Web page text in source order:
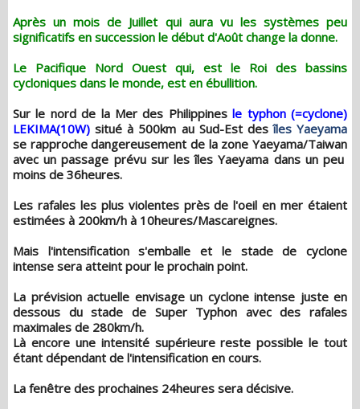
Après un mois de Juillet qui aura vu les systèmes peu
significatifs en succession le début d'Août change la donne.
Le Pacifique Nord Ouest qui, est le Roi des bassins
cycloniques dans le monde, est en ébullition.
Sur le nord de la Mer des Philippinesle typhon (=cyclone)
LEKIMA(10W) situé à 500km au Sud-Est desîles Yaeyama
se rapproche dangereusement de la zone Yaeyama/Taiwan
avec un passage prévu sur les îles Yaeyama dans un peu
moins de 36heures.
Les rafales les plus violentes près de l'oeil en mer étaient
estimées à 200km/h à 10heures/Mascareignes.
Mais l'intensification s'emballe et le stade de cyclone
intense sera atteint pour le prochain point.
La prévision actuelle envisage un cyclone intense juste en
dessous du stade de Super Typhon avec des rafales
maximales de 280km/h.
Là encore une intensité supérieure reste possible le tout
étant dépendant de l'intensification en cours.
La fenêtre des prochaines 24heures sera décisive.